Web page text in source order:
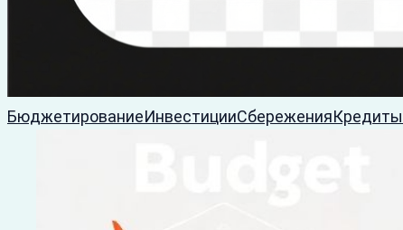
БюджетированиеИнвестицииСбереженияКредиты